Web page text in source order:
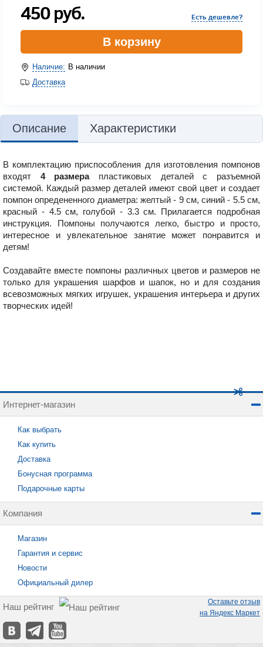
450руб. Есть дешевле?
В корзину
Наличие: В наличии
Доставка
Описание Характеристики
В комплектацию приспособления для изготовления помпонов
входят 4 размерапластиковых деталей с разъемной
системой. Каждый размер деталей имеют свой цвет и создает
помпон опредененного диаметра: желтый - 9 см, синий - 5.5 см,
красный - 4.5 см, голубой - 3.3 см. Прилагается подробная
инструкция. Помпоны получаются легко, быстро и просто,
интересное и увлекательное занятие может понравится и
детям!
Создавайте вместе помпоны различных цветов и размеров не
только для украшения шарфов и шапок, но и для создания
всевозможных мягких игрушек, украшения интерьера и других
творческих идей!
Интернет-магазин
Как выбрать
Как купить
Доставка
Бонусная программа
Подарочные карты
Компания
Магазин
Гарантия и сервис
Новости
Официальный дилер
Наш рейтинг
Оставьте отзыв
на Яндекс Маркет